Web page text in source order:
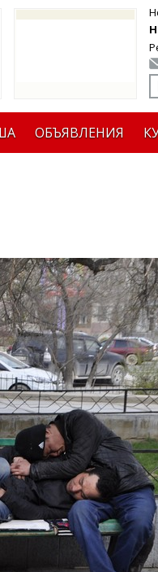
ОБЪЯВЛЕНИЯ